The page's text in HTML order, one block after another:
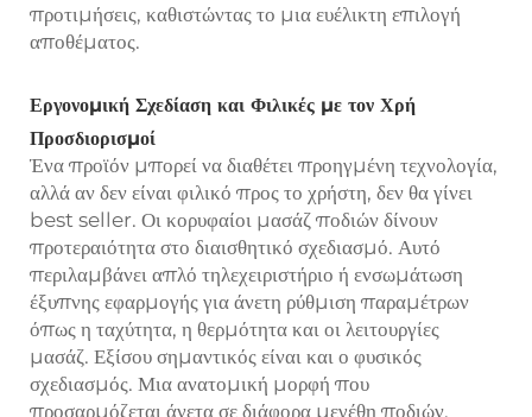
προτιμήσεις, καθιστώντας το μια ευέλικτη επιλογή
αποθέματος.
Εργονομική Σχεδίαση και Φιλικές με τον Χρή
Προσδιορισμοί
Ένα προϊόν μπορεί να διαθέτει προηγμένη τεχνολογία,
αλλά αν δεν είναι φιλικό προς το χρήστη, δεν θα γίνει
best seller. Οι κορυφαίοι μασάζ ποδιών δίνουν
προτεραιότητα στο διαισθητικό σχεδιασμό. Αυτό
περιλαμβάνει απλό τηλεχειριστήριο ή ενσωμάτωση
έξυπνης εφαρμογής για άνετη ρύθμιση παραμέτρων
όπως η ταχύτητα, η θερμότητα και οι λειτουργίες
μασάζ. Εξίσου σημαντικός είναι και ο φυσικός
σχεδιασμός. Μια ανατομική μορφή που
προσαρμόζεται άνετα σε διάφορα μεγέθη ποδιών,